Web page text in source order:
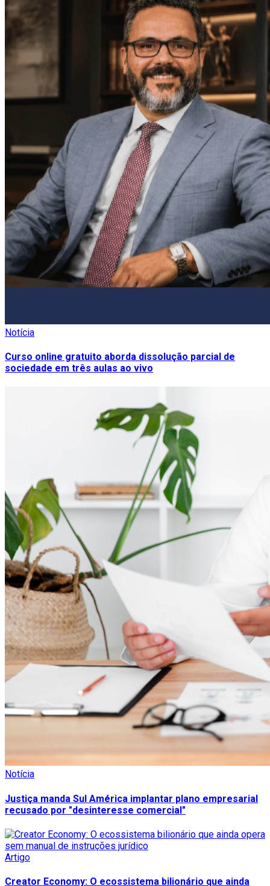
Notícia
Curso online gratuito aborda dissolução parcial de
sociedade em três aulas ao vivo
Notícia
Justiça manda Sul América implantar plano empresarial
recusado por "desinteresse comercial"
Artigo
Creator Economy: O ecossistema bilionário que ainda